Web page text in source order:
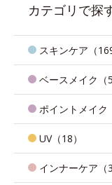
カテゴリで探
スキンケア（169
ベースメイク（
ポイントメイク
UV（18）
インナーケア（